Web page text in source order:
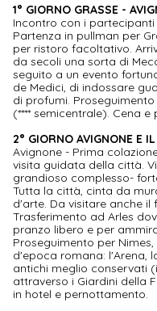
1° GIORNO GRASSE -
Incontro con i partecipanti
Partenza in pullman per
per ristoro facoltativo.
da secoli una sorta di
seguito a un evento
de Medici, di indossare
di profumi.
(**** semicentrale). Cena e
2° GIORNO AVIGNONE E
Avignone - Prima
visita guidata della città.
grandioso complesso-
Tutta la città, cinta da
d'arte. Da visitare anche il
Trasferimento ad Arles
pranzo libero e per
Proseguimento per
d'epoca romana: l'Arena,
antichi meglio conservati
attraverso i Giardini della
in hotel e pernottamento.